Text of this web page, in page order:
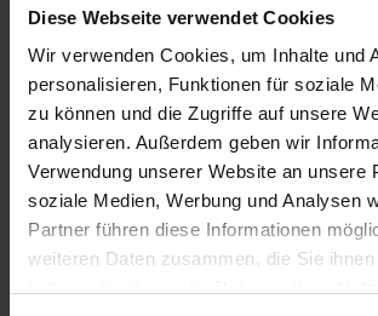
Diese Webseite verwendet Cookies
Wir verwenden Cookies, um Inhalte und
personalisieren, Funktionen für soziale
zu können und die Zugriffe auf unsere
analysieren. Außerdem geben wir
Verwendung unserer Website an unsere
soziale Medien, Werbung und Analysen
Partner führen diese Informationen
weiteren Daten zusammen, die Sie
Gebrauchtwagen
Typ
Pkw
Kilometerstand
54.750 km
Erstzulassung
05/2023
Zustand
Leistung
180 kW / 245